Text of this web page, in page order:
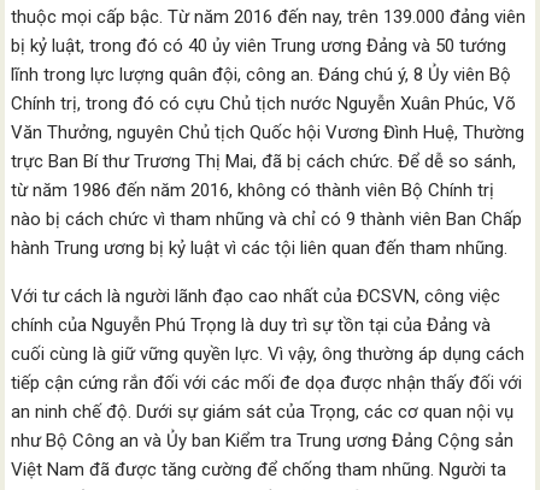
thuộc mọi cấp bậc. Từ năm 2016 đến nay, trên 139.000 đảng viên
bị kỷ luật, trong đó có 40 ủy viên Trung ương Đảng và 50 tướng
lĩnh trong lực lượng quân đội, công an. Đáng chú ý, 8 Ủy viên Bộ
Chính trị, trong đó có cựu Chủ tịch nước Nguyễn Xuân Phúc, Võ
Văn Thưởng, nguyên Chủ tịch Quốc hội Vương Đình Huệ, Thường
trực Ban Bí thư Trương Thị Mai, đã bị cách chức. Để dễ so sánh,
từ năm 1986 đến năm 2016, không có thành viên Bộ Chính trị
nào bị cách chức vì tham nhũng và chỉ có 9 thành viên Ban Chấp
hành Trung ương bị kỷ luật vì các tội liên quan đến tham nhũng.
Với tư cách là người lãnh đạo cao nhất của ĐCSVN, công việc
chính của Nguyễn Phú Trọng là duy trì sự tồn tại của Đảng và
cuối cùng là giữ vững quyền lực. Vì vậy, ông thường áp dụng cách
tiếp cận cứng rắn đối với các mối đe dọa được nhận thấy đối với
an ninh chế độ. Dưới sự giám sát của Trọng, các cơ quan nội vụ
như Bộ Công an và Ủy ban Kiểm tra Trung ương Đảng Cộng sản
Việt Nam đã được tăng cường để chống tham nhũng. Người ta